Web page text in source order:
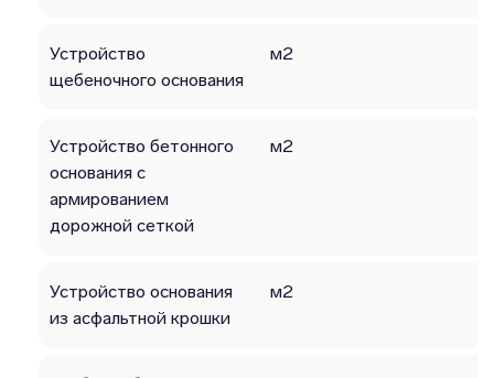
Устройство
щебеночного основания
м2
Устройство бетонного
основания с
армированием
дорожной сеткой
м2
Устройство основания
из асфальтной крошки
м2